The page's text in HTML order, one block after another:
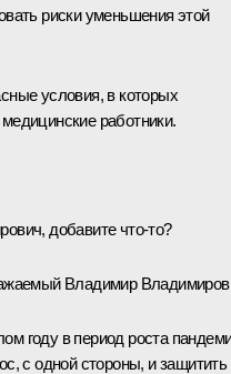
риски уменьшения этой
условия, в которых
работники.
добавите что-то?
Владимир
году в период роста
с одной стороны, и защитить